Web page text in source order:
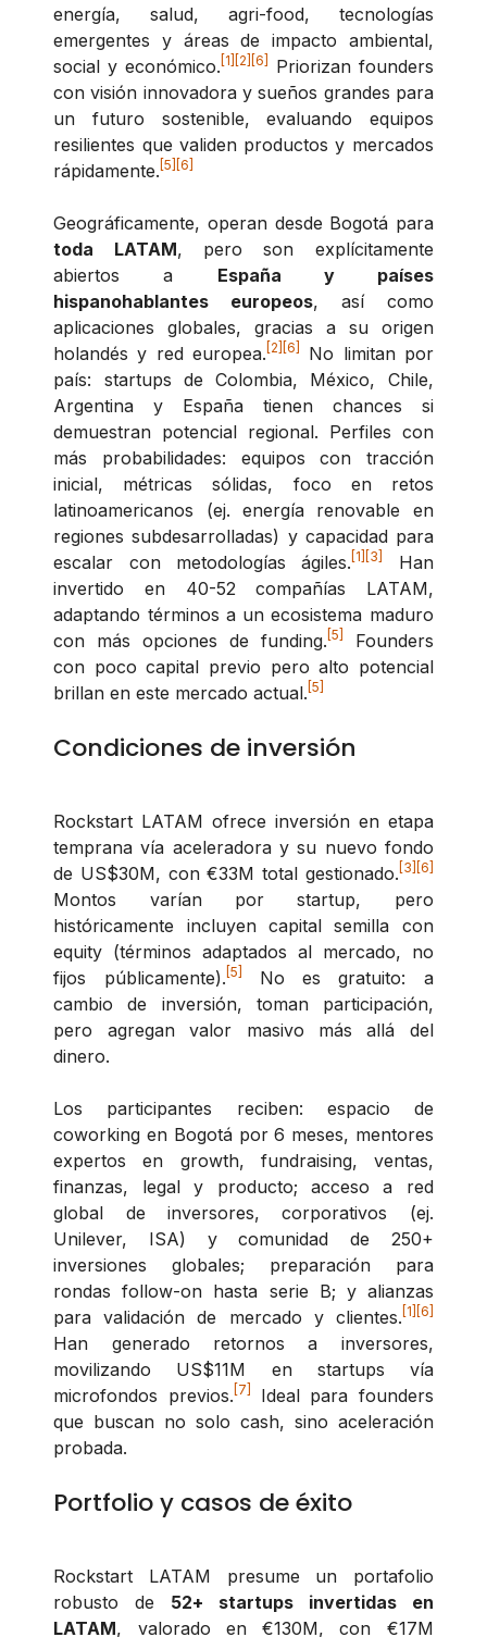
energía, salud, agri-food, tecnologías
emergentes y áreas de impacto ambiental,
social y económico. [1] [2] [6]
Priorizan founders
con visión innovadora y sueños grandes para
un futuro sostenible, evaluando equipos
resilientes que validen productos y mercados
rápidamente. [5] [6]
Geográficamente, operan desde Bogotá para
toda LATAM, pero son explícitamente
abiertos a España y países
hispanohablantes europeos, así como
aplicaciones globales, gracias a su origen
holandés y red europea. [2] [6]
No limitan por
país: startups de Colombia, México, Chile,
Argentina y España tienen chances si
demuestran potencial regional. Perfiles con
más probabilidades: equipos con tracción
inicial, métricas sólidas, foco en retos
latinoamericanos (ej. energía renovable en
regiones subdesarrolladas) y capacidad para
escalar con metodologías ágiles. [1] [3]
Han
invertido en 40-52 compañías LATAM,
adaptando términos a un ecosistema maduro
con más opciones de funding. [5]
Founders
con poco capital previo pero alto potencial
brillan en este mercado actual. [5]
Condiciones de inversión
Rockstart LATAM ofrece inversión en etapa
temprana vía aceleradora y su nuevo fondo
de US$30M, con €33M total gestionado. [3] [6]
Montos varían por startup, pero
históricamente incluyen capital semilla con
equity (términos adaptados al mercado, no
fijos públicamente). [5]
No es gratuito: a
cambio de inversión, toman participación,
pero agregan valor masivo más allá del
dinero.
Los participantes reciben: espacio de
coworking en Bogotá por 6 meses, mentores
expertos en growth, fundraising, ventas,
finanzas, legal y producto; acceso a red
global de inversores, corporativos (ej.
Unilever, ISA) y comunidad de 250+
inversiones globales; preparación para
rondas follow-on hasta serie B; y alianzas
para validación de mercado y clientes. [1] [6]
Han generado retornos a inversores,
movilizando US$11M en startups vía
microfondos previos. [7]
Ideal para founders
que buscan no solo cash, sino aceleración
probada.
Portfolio y casos de éxito
Rockstart LATAM presume un portafolio
robusto de 52+ startups invertidas en
LATAM, valorado en €130M, con €17M